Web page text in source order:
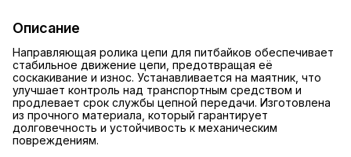
Описание
Направляющая ролика цепи для питбайков обеспечивает
стабильное движение цепи, предотвращая её
соскакивание и износ. Устанавливается на маятник, что
улучшает контроль над транспортным средством и
продлевает срок службы цепной передачи. Изготовлена
из прочного материала, который гарантирует
долговечность и устойчивость к механическим
повреждениям.